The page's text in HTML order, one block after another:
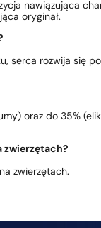
nawiązująca
oryginał.
serca rozwija się
oraz do 35%
zwierzętach?
zwierzętach.